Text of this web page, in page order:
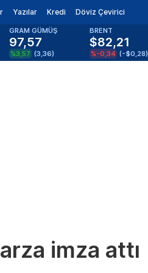
Yazılar Kredi Döviz Çevirici
GRAM GÜMÜŞ
97,57
%3,57 (3,36)
BRENT
$82,21
%-0,34 (-$0,28)
imza attı